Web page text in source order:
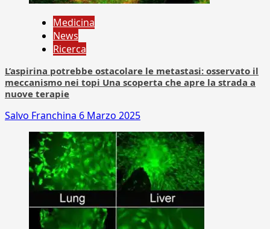
Medicina
News
Ricerca
L’aspirina potrebbe ostacolare le metastasi: osservato il
meccanismo nei topi Una scoperta che apre la strada a
nuove terapie
Salvo Franchina 6 Marzo 2025